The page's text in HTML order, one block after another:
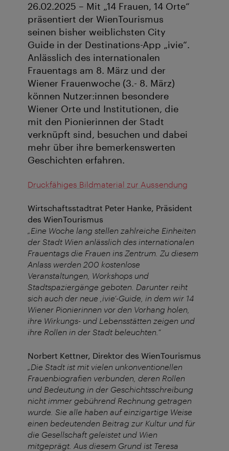
26.02.2025 – Mit „14 Frauen, 14 Orte“
präsentiert der WienTourismus
seinen bisher weiblichsten City
Guide in der Destinations-App „ivie“.
Anlässlich des internationalen
Frauentags am 8. März und der
Wiener Frauenwoche (3.- 8. März)
können Nutzer:innen besondere
Wiener Orte und Institutionen, die
mit den Pionierinnen der Stadt
verknüpft sind, besuchen und dabei
mehr über ihre bemerkenswerten
Geschichten erfahren.
Druckfähiges Bildmaterial zur Aussendung
Wirtschaftsstadtrat Peter Hanke, Präsident
des WienTourismus
„Eine Woche lang stellen zahlreiche Einheiten
der Stadt Wien anlässlich des internationalen
Frauentags die Frauen ins Zentrum. Zu diesem
Anlass werden 200 kostenlose
Veranstaltungen, Workshops und
Stadtspaziergänge geboten. Darunter reiht
sich auch der neue ,ivie‘-Guide, in dem wir 14
Wiener Pionierinnen vor den Vorhang holen,
ihre Wirkungs- und Lebensstätten zeigen und
ihre Rollen in der Stadt beleuchten.“
Norbert Kettner, Direktor des WienTourismus
„Die Stadt ist mit vielen unkonventionellen
Frauenbiografien verbunden, deren Rollen
und Bedeutung in der Geschichtsschreibung
nicht immer gebührend Rechnung getragen
wurde. Sie alle haben auf einzigartige Weise
einen bedeutenden Beitrag zur Kultur und für
die Gesellschaft geleistet und Wien
mitgeprägt. Aus diesem Grund ist Teresa